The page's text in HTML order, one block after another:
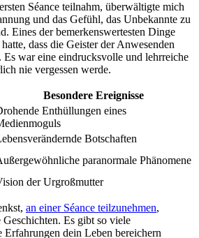
Séance teilnahm, überwältigte mich
und das Gefühl, das Unbekannte zu
Eines der bemerkenswertesten Dinge
dass die Geister der Anwesenden
war eine eindrucksvolle und lehrreiche
nie vergessen werde.
Besondere Ereignisse
Enthüllungen eines
Botschaften
paranormale Phänomene
der Urgroßmutter
an einer Séance teilzunehmen,
Es gibt so viele
dein Leben bereichern